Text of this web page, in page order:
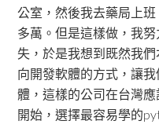
公室，然後我去藥局上
多萬。但是這樣做，我
失，於是我想到既然我
向開發軟體的方式，讓
體，這樣的公司在台灣
開始，選擇最容易學的